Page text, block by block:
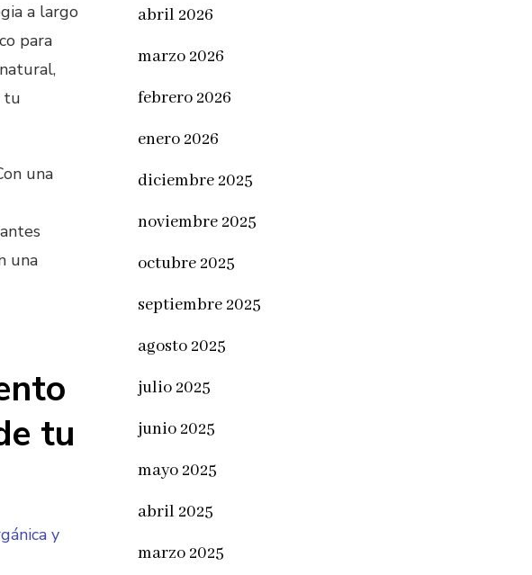
a largo
para
tu
una
una
tu
y
abril 2026
marzo 2026
febrero 2026
enero 2026
diciembre 2025
noviembre 2025
octubre 2025
septiembre 2025
agosto 2025
julio 2025
junio 2025
mayo 2025
abril 2025
marzo 2025